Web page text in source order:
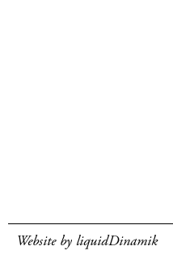
Website by liquidDinamik